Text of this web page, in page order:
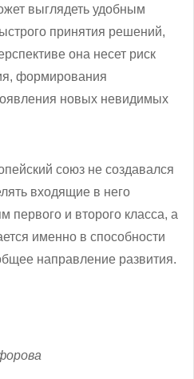
выглядеть удобным
принятия решений,
она несет риск
формирования
новых невидимых
союз не создавался
входящие в него
первого и второго класса, а
именно в способности
направление развития.